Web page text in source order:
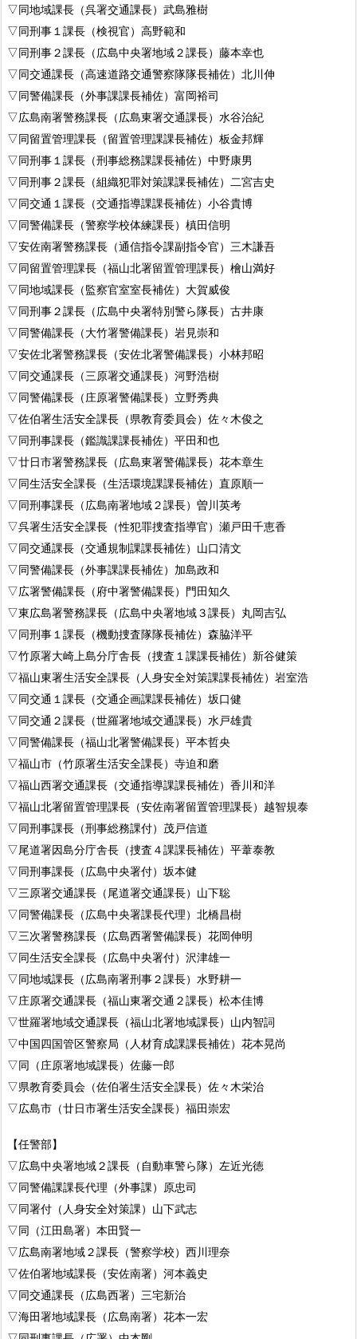
▽同地域課長（呉署交通課長）武島雅樹
▽同刑事１課長（検視官）高野範和
▽同刑事２課長（広島中央署地域２課長）藤本幸也
▽同交通課長（高速道路交通警察隊隊長補佐）北川伸
▽同警備課長（外事課課長補佐）富岡裕司
▽広島南署警務課長（広島東署交通課長）水谷治紀
▽同留置管理課長（留置管理課課長補佐）板金邦輝
▽同刑事１課長（刑事総務課課長補佐）中野康男
▽同刑事２課長（組織犯罪対策課課長補佐）二宮吉史
▽同交通１課長（交通指導課課長補佐）小谷貴博
▽同警備課長（警察学校体練課長）槙田信明
▽安佐南署警務課長（通信指令課副指令官）三木謙吾
▽同留置管理課長（福山北署留置管理課長）檜山満好
▽同地域課長（監察官室室長補佐）大賀威俊
▽同刑事２課長（広島中央署特別警ら隊長）古井康
▽同警備課長（大竹署警備課長）岩見崇和
▽安佐北署警務課長（安佐北署警備課長）小林邦昭
▽同交通課長（三原署交通課長）河野浩樹
▽同警備課長（庄原署警備課長）立野秀典
▽佐伯署生活安全課長（県教育委員会）佐々木俊之
▽同刑事課長（鑑識課課長補佐）平田和也
▽廿日市署警務課長（広島東署警備課長）花本章生
▽同生活安全課長（生活環境課課長補佐）直原順一
▽同刑事課長（広島南署地域２課長）曽川英考
▽呉署生活安全課長（性犯罪捜査指導官）瀬戸田千恵香
▽同交通課長（交通規制課課長補佐）山口清文
▽同警備課長（外事課課長補佐）加島政和
▽広署警備課長（府中署警備課長）門田知久
▽東広島署警務課長（広島中央署地域３課長）丸岡吉弘
▽同刑事１課長（機動捜査隊隊長補佐）森脇洋平
▽竹原署大崎上島分庁舎長（捜査１課課長補佐）新谷健策
▽福山東署生活安全課長（人身安全対策課課長補佐）岩室浩
▽同交通１課長（交通企画課課長補佐）坂口健
▽同交通２課長（世羅署地域交通課長）水戸雄貴
▽同警備課長（福山北署警備課長）平本哲央
▽福山市（竹原署生活安全課長）寺迫和磨
▽福山西署交通課長（交通指導課課長補佐）香川和洋
▽福山北署留置管理課長（安佐南署留置管理課長）越智規泰
▽同刑事課長（刑事総務課付）茂戸信道
▽尾道署因島分庁舎長（捜査４課課長補佐）平葦泰教
▽同刑事課長（広島中央署付）坂本健
▽三原署交通課長（尾道署交通課長）山下聡
▽同警備課長（広島中央署課長代理）北橋昌樹
▽三次署警務課長（広島西署警備課長）花岡伸明
▽同生活安全課長（広島中央署付）沢津雄一
▽同地域課長（広島南署刑事２課長）水野耕一
▽庄原署交通課長（福山東署交通２課長）松本佳博
▽世羅署地域交通課長（福山北署地域課長）山内智詞
▽中国四国管区警察局（人材育成課課長補佐）花本晃尚
▽同（庄原署地域課長）佐藤一郎
▽県教育委員会（佐伯署生活安全課長）佐々木栄治
▽広島市（廿日市署生活安全課長）福田崇宏
【任警部】
▽広島中央署地域２課長（自動車警ら隊）左近光徳
▽同警備課課長代理（外事課）原忠司
▽同署付（人身安全対策課）山下武志
▽同（江田島署）本田賢一
▽広島南署地域２課長（警察学校）西川理奈
▽佐伯署地域課長（安佐南署）河本義史
▽同交通課長（広島西署）三宅新治
▽海田署地域課長（広島南署）花本一宏